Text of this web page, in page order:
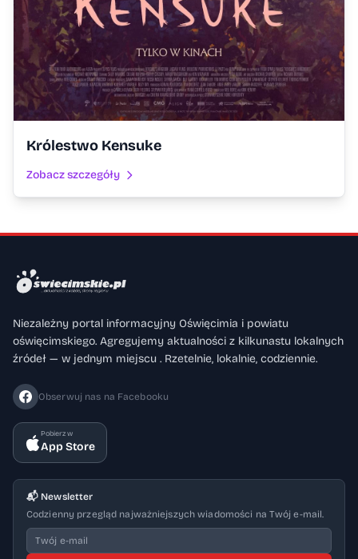
Królestwo Kensuke
Zobacz szczegóły
Niezależny portal informacyjny Oświęcimia i powiatu
oświęcimskiego. Agregujemy aktualności z kilkunastu lokalnych
źródeł — w jednym miejscu . Rzetelnie, lokalnie, codziennie.
Obserwuj nas na Facebooku
Pobierz w
App Store
📬 Newsletter
Codzienny przegląd najważniejszych wiadomości na Twój e-mail.